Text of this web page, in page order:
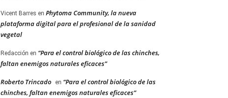
Vicent Barres en Phytoma Community, la nueva
plataforma digital para el profesional de la sanidad
vegetal
Redacción en “Para el control biológico de las chinches,
faltan enemigos naturales eficaces”
Roberto Trincado en “Para el control biológico de las
chinches, faltan enemigos naturales eficaces”